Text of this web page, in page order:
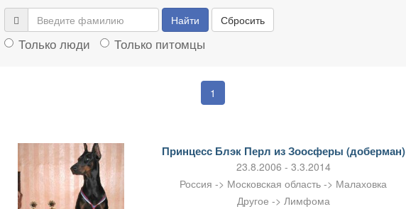
Найти Сбросить
Только люди Только питомцы
1
Принцесс Блэк Перл из Зоосферы (доберман)
23.8.2006 - 3.3.2014
Россия -> Московская область -> Малаховка
Другое -> Лимфома